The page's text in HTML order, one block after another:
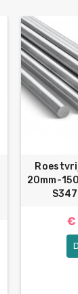
20mm-
€